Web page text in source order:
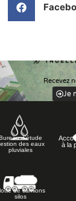
Recevez
Je
d’étude
des eaux
pluviales
à la
de camions
silos